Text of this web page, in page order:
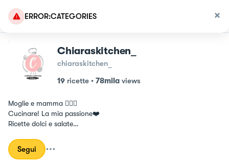
ERROR:CATEGORIES
Chiaraskitchen_
chiaraskitchen_
19 ricette • 78mila views
Moglie e mamma 👩‍❤️‍👩
Cucinare! La mia passione❤️
Ricette dolci e salate
Seguimi su instagram @chiaraskitchen_
Segui